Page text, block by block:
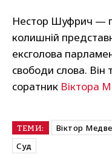
Нестор Шуфрич —
колишній
ексголова
свободи слова. Він
соратник Віктора
ТЕМИ: Віктор
Суд